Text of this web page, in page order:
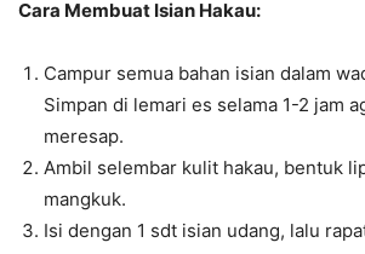
Cara Membuat Isian Hakau:
Campur semua bahan isian dalam
Simpan di lemari es selama 1-2 jam
meresap.
Ambil selembar kulit hakau, bentuk
mangkuk.
Isi dengan 1 sdt isian udang, lalu